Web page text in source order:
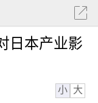
日本产业影
小 大